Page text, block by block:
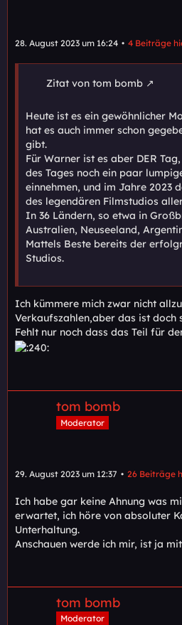
28. August 2023 um 16:24 4 Beiträge
Zitat von tom bomb
Heute ist es ein gewöhnlicher
hat es auch immer schon
gibt.
Für Warner ist es aber DER
des Tages noch ein paar
einnehmen, und im Jahre 2023
des legendären Filmstudios
In 36 Ländern, so etwa in
Australien, Neuseeland,
Mattels Beste bereits der
Studios.
Ich kümmere mich zwar nicht
Verkaufszahlen,aber das ist doch
Fehlt nur noch dass das Teil für
tom bomb
Moderator
29. August 2023 um 12:37 26 Beiträge
Ich habe gar keine Ahnung was
erwartet, ich höre von absoluter
Unterhaltung.
Anschauen werde ich mir, ist ja
tom bomb
Moderator